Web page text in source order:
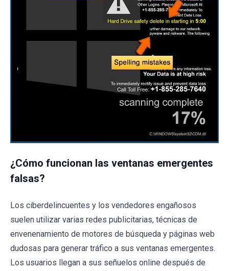
¿Cómo funcionan las ventanas emergentes
falsas?
Los ciberdelincuentes y los vendedores engañosos
suelen utilizar varias redes publicitarias, técnicas de
envenenamiento de motores de búsqueda y páginas web
dudosas para generar tráfico a sus ventanas emergentes.
Los usuarios llegan a sus señuelos online después de